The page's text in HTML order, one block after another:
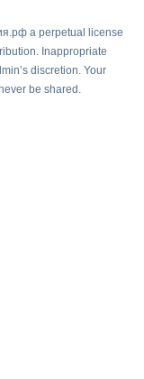
a perpetual license
Inappropriate
discretion. Your
be shared.